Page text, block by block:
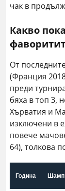
чак в
Какво
От
(Франция
преди
бяха в топ 3,
Хърватия и
изключени в
повече
64), толкова
Година